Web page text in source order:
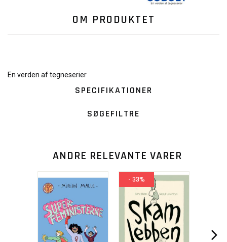
OM PRODUKTET
En verden af tegneserier
SPECIFIKATIONER
SØGEFILTRE
ANDRE RELEVANTE VARER
- 33%